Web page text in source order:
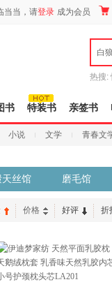
当当，请登录 成为会员
白
热搜:
书 特装书 亲签书
小说 文学 青春文
天丝馆 磨毛馆
价格 好评 折